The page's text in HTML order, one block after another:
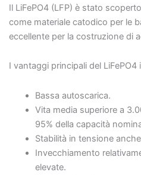
Il LiFePO4 (LFP) è stato
come materiale catodico per le
eccellente per la costruzione di
I vantaggi principali del LiFePO4
Bassa autoscarica.
Vita media superiore a
95% della capacità
Stabilità in tensione
Invecchiamento
elevate.